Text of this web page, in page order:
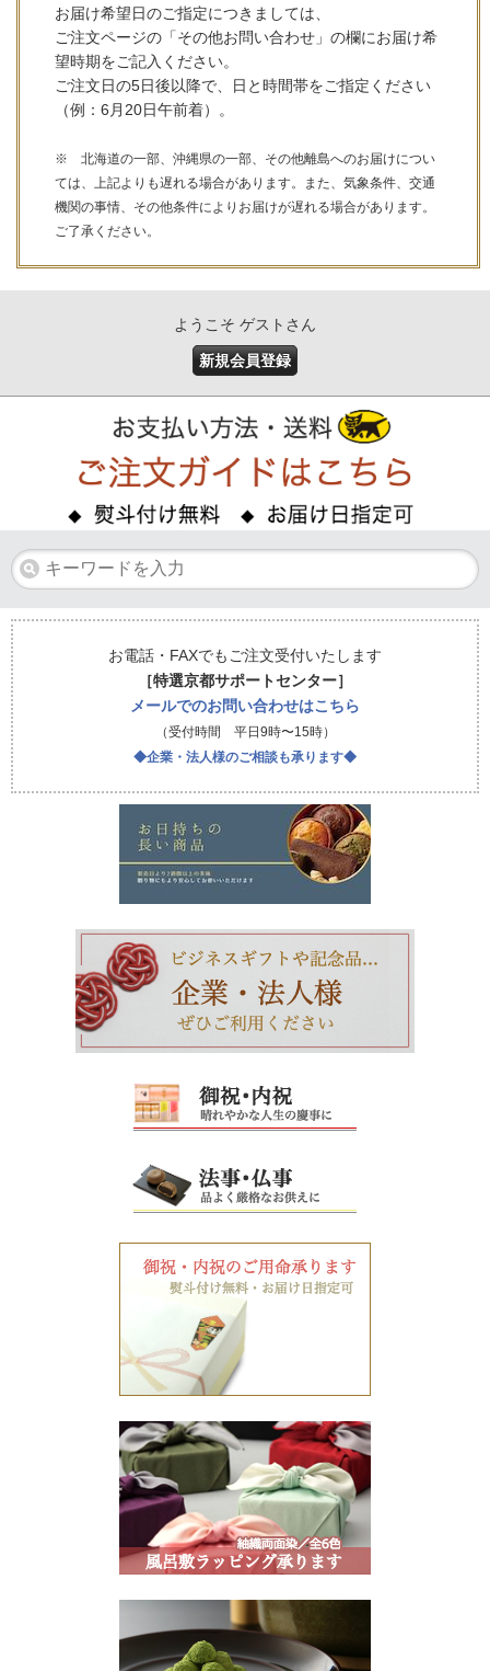
お届け希望日のご指定につきましては、
ご注文ページの「その他お問い合わせ」の欄にお届け希
望時期をご記入ください。
ご注文日の5日後以降で、日と時間帯をご指定ください
（例：6月20日午前着）。
※ 北海道の一部、沖縄県の一部、その他離島へのお届けについ
ては、上記よりも遅れる場合があります。また、気象条件、交通
機関の事情、その他条件によりお届けが遅れる場合があります。
ご了承ください。
ようこそ ゲストさん
新規会員登録
お電話・FAXでもご注文受付いたします
［特選京都サポートセンター］
メールでのお問い合わせはこちら
（受付時間 平日9時〜15時）
◆企業・法人様のご相談も承ります◆